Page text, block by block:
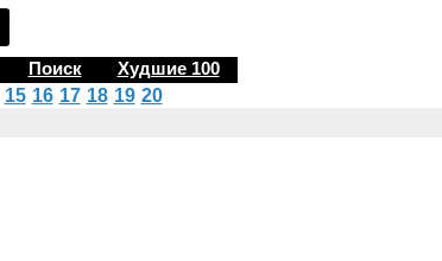
Поиск Худшие 100
15 16 17 18 19 20